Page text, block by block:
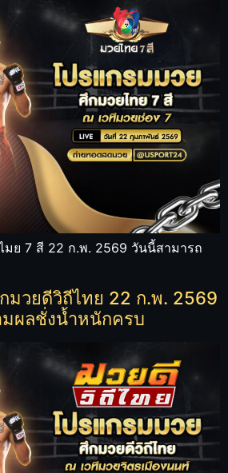
มย 7 สี 22 ก.พ. 2569 วันนี้สามารถ
มวยดีวิถีไทย 22 ก.พ. 2569
มผลชั่งน้ำหนักครบ